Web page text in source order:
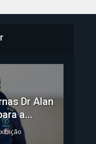
Dr Alan
a...